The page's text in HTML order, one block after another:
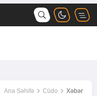
Ana Səhifə Cüdo Xəbər